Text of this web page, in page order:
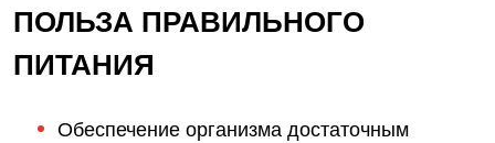
ПОЛЬЗА ПРАВИЛЬНОГО
ПИТАНИЯ
Обеспечение организма достаточным